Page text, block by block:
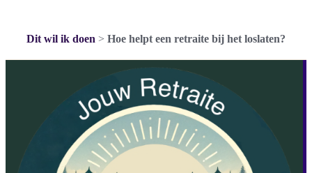
Dit wil ik doen > Hoe helpt een retraite bij het loslaten?